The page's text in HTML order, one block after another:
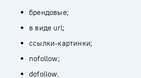
брендовые;
в виде url;
ссылки-картинки;
nofollow;
dofollow.